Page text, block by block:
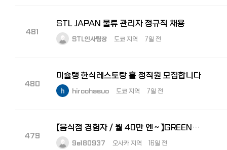
481
STL JAPAN 물류 관리자 정규직 채용
STL인사팀장 도쿄 지역 7일 전
480
미슐랭 한식레스토랑 홀 정직원 모집합니다
hiroohasuo 도쿄 지역 7일 전
479
【음식점 경험자／월 40만 엔～】GREEN×EXPO 2027 주방 총괄 책임자 모집
9e180937 오사카 지역 16일 전